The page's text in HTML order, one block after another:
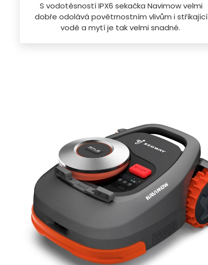
S vodotěsností IPX6 sekačka Navimow velmi
dobře odolává povětrnostním vlivům i stříkající
vodě a mytí je tak velmi snadné.